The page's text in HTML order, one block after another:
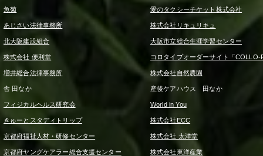
魚菊 愛のタクシーチケット株式会社
あじさい法律事務所 株式会社リキュリキュ
北大阪建設組合 大阪市立総合生涯学習センター
株式会社 便利堂 コロタイプオーダーサイト「COLLO-
増井総合法律事務所 株式会社自然農園
舎 田なか 産後ケアハウス 田なか
フィジカルヘルス研究会 World in You
きゅーとスタディトリップ 株式会社ECC
京都府福祉人材・研修センター 株式会社 太洋堂
京都府ヤングケアラー総合支援センター 株式会社東洋産業